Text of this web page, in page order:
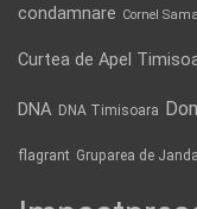
condamnare Cornel
Curtea de Apel
DNA DNA Timisoara
flagrant Gruparea de